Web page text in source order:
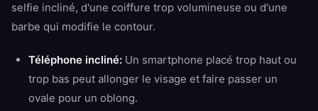
selfie incliné, d'une coiffure trop volumineuse ou d'une
barbe qui modifie le contour.
Téléphone incliné: Un smartphone placé trop haut ou
trop bas peut allonger le visage et faire passer un
ovale pour un oblong.